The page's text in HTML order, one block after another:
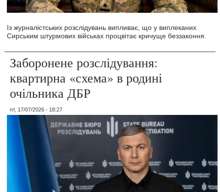
Із журналістських розслідувань випливає, що у виплеканих
Сирським штурмових військах процвітає кричуще беззаконня.
Заборонене розслідування:
квартирна «схема» в родині
очільника ДБР
пт, 17/07/2026 - 18:27